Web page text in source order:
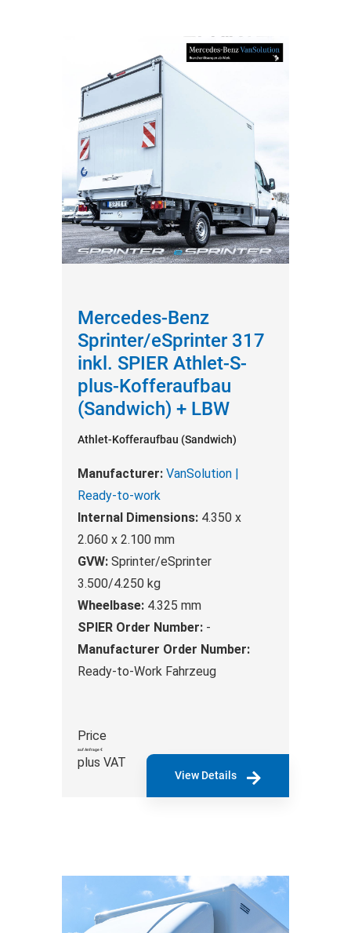
Mercedes-Benz
Sprinter/eSprinter 317
inkl. SPIER Athlet-S-
plus-Kofferaufbau
(Sandwich) + LBW
Athlet-Kofferaufbau (Sandwich)
Manufacturer: VanSolution |
Ready-to-work
Internal Dimensions: 4.350 x
2.060 x 2.100 mm
GVW: Sprinter/eSprinter
3.500/4.250 kg
Wheelbase: 4.325 mm
SPIER Order Number: -
Manufacturer Order Number:
Ready-to-Work Fahrzeug
Price
auf Anfrage €
plus VAT
View Details